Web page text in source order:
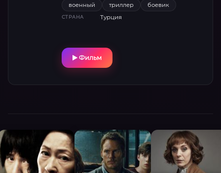
военный триллер боевик
СТРАНА Турция
Фильм